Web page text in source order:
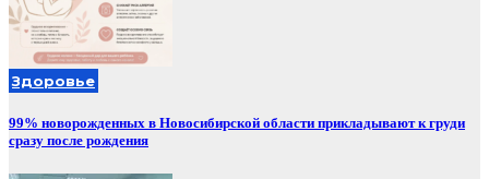
Здоровье
99% новорожденных в Новосибирской области прикладывают к груди
сразу после рождения